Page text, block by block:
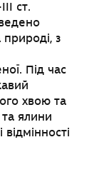
ст.
з
Під час
хвою та
та ялини